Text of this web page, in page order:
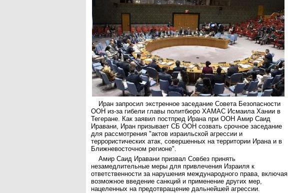
Иран запросил экстренное заседание Совета Безопасности
ООН из-за гибели главы политбюро ХАМАС Исмаила Хании в
Тегеране. Как заявил постпред Ирана при ООН Амир Саид
Иравани, Иран призывает СБ ООН созвать срочное заседание
для рассмотрения "актов израильской агрессии и
террористических атак, совершенных на территории Ирана и в
Ближневосточном регионе".
Амир Саид Иравани призвал Совбез принять
незамедлительные меры для привлечения Израиля к
ответственности за нарушения международного права, включая
возможное введение санкций и применение других мер,
нацеленных на предотвращение дальнейшей агрессии.